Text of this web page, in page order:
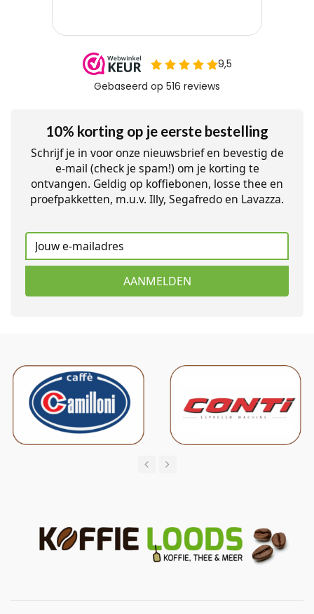
10% korting op je eerste bestelling
Schrijf je in voor onze nieuwsbrief en bevestig de
e-mail (check je spam!) om je korting te
ontvangen. Geldig op koffiebonen, losse thee en
proefpakketten, m.u.v. Illy, Segafredo en Lavazza.
AANMELDEN